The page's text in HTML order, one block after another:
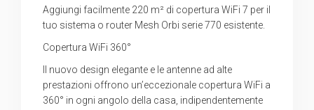
Aggiungi facilmente 220 m² di copertura WiFi 7 per il
tuo sistema o router Mesh Orbi serie 770 esistente.
Copertura WiFi 360°
Il nuovo design elegante e le antenne ad alte
prestazioni offrono un’eccezionale copertura WiFi a
360° in ogni angolo della casa, indipendentemente